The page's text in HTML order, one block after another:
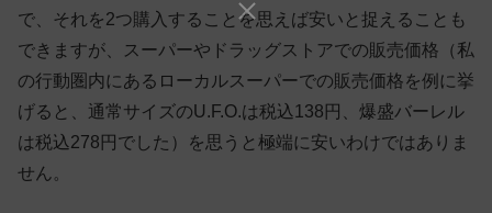
で、それを2つ購入することを思えば安いと捉えることも
できますが、スーパーやドラッグストアでの販売価格（私
の行動圏内にあるローカルスーパーでの販売価格を例に挙
げると、通常サイズのU.F.O.は税込138円、爆盛バーレル
は税込278円でした）を思うと極端に安いわけではありま
せん。